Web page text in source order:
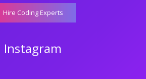
Hire Coding Experts
Instagram